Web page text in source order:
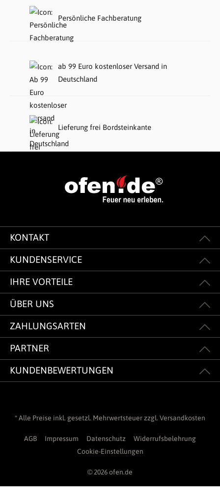
Persönliche Fachberatung
ab 99 Euro kostenloser Versand in
Deutschland
Lieferung frei Bordsteinkante
KONTAKT
KUNDENSERVICE
IHRE VORTEILE
ÜBER UNS
ZAHLUNGSARTEN
PARTNER
KUNDENBEWERTUNGEN
* Alle Preise inkl. gesetzl. Mehrwertsteuer zzgl. Versandkosten
AGB Impressum Datenschutz
Widerrufsbelehrung
Cookie-Einstellungen
© 2026 ofen.de